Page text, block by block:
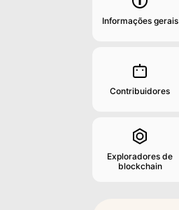
Informações gerais
Contribuidores
Exploradores de
blockchain